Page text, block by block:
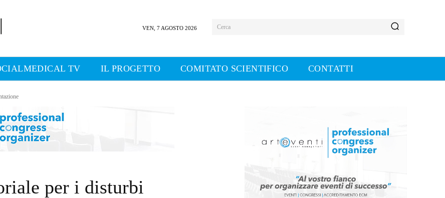
VEN, 7 AGOSTO 2026 Cerca
TV IL PROGETTO COMITATO SCIENTIFICO CONTATTI
per i disturbi